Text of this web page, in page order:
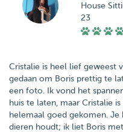
House
23
Cristalie is heel lief geweest
gedaan om Boris prettig te
een foto. Ik vond het
huis te laten, maar Cristalie
helemaal goed gekomen.
dieren houdt; ik liet Boris